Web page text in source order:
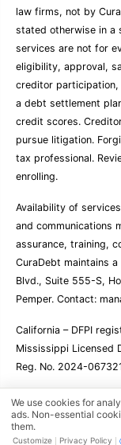
law firms, not by
stated otherwise in a
services are not for
eligibility, approval,
creditor participation,
a debt settlement
credit scores.
pursue litigation.
tax professional.
enrolling.
Availability of
and communications
assurance, training,
CuraDebt maintains
Blvd., Suite 555-S,
Pemper. Contact:
California – DFPI
Mississippi Licensed
Reg. No. 2024-
© 2001 – 2026
We use cookies for
ads. Non-essential
them.
Customize Privacy Policy